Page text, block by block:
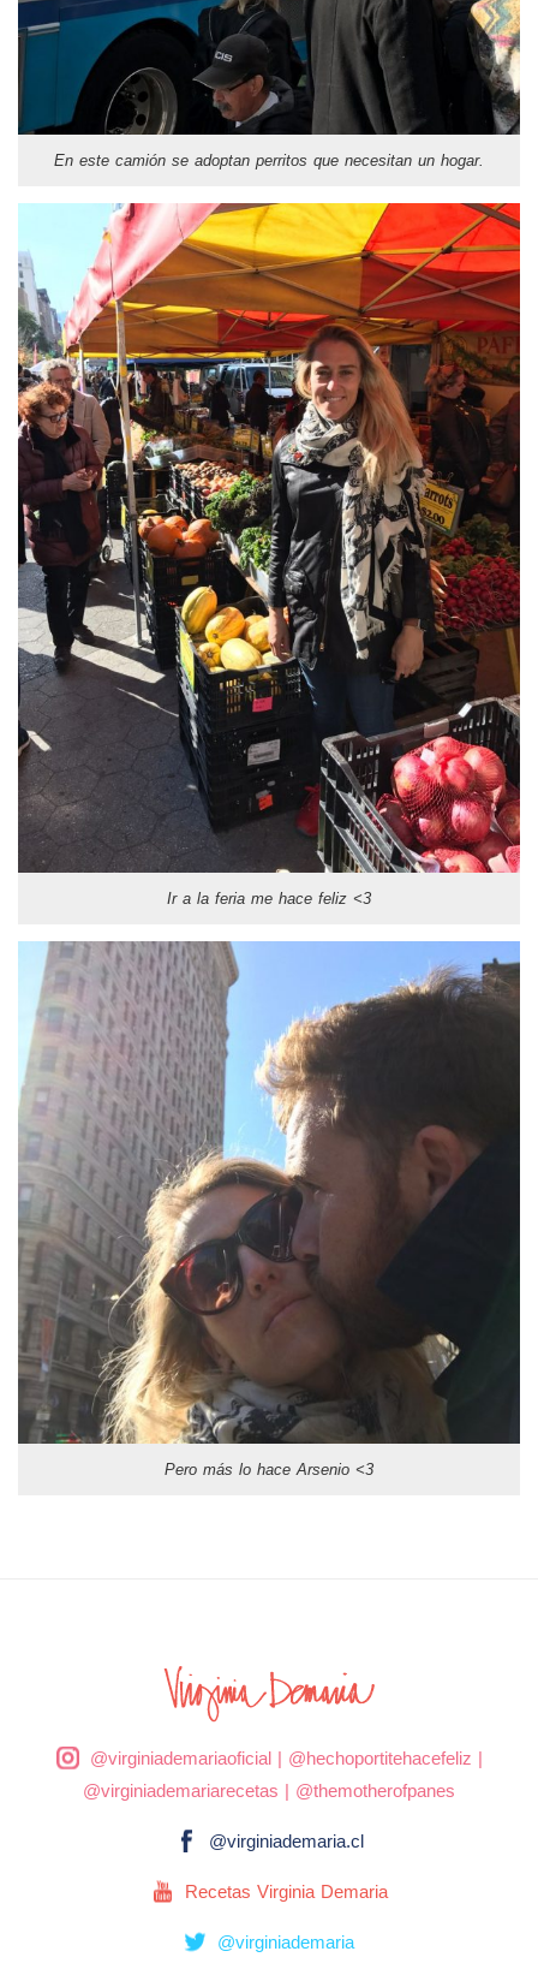
En este camión se adoptan perritos que necesitan un hogar.
Ir a la feria me hace feliz <3
Pero más lo hace Arsenio <3
@virginiademariaoficial| @hechoportitehacefeliz |
@virginiademariarecetas | @themotherofpanes
@virginiademaria.cl
Recetas Virginia Demaria
@virginiademaria